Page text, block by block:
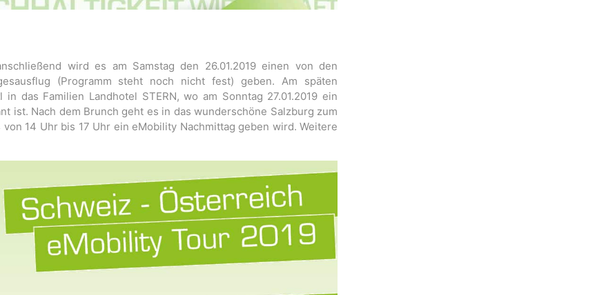
wird es am Samstag den 26.01.2019 einen von den
(Programm steht noch nicht fest) geben. Am späten
das Familien Landhotel STERN, wo am Sonntag 27.01.2019 ein
ist. Nach dem Brunch geht es in das wunderschöne Salzburg zum
14 Uhr bis 17 Uhr ein eMobility Nachmittag geben wird. Weitere